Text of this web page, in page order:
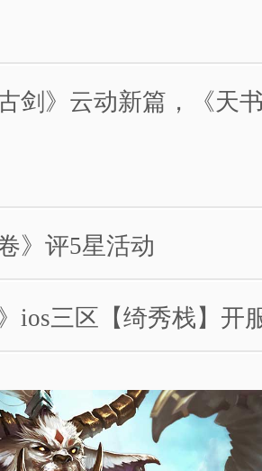
剑》云动新篇，《天
》评5星活动
ios三区【绮秀栈】开